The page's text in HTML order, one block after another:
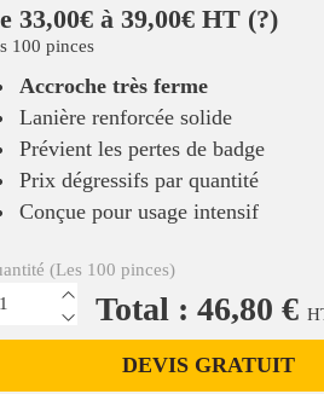
33,00€ à 39,00€ HT (?)
100 pinces
Accroche très ferme
Lanière renforcée solide
Prévient les pertes de badge
Prix dégressifs par quantité
Conçue pour usage intensif
(Les 100 pinces)
Total : 46,80 €
DEVIS GRATUIT